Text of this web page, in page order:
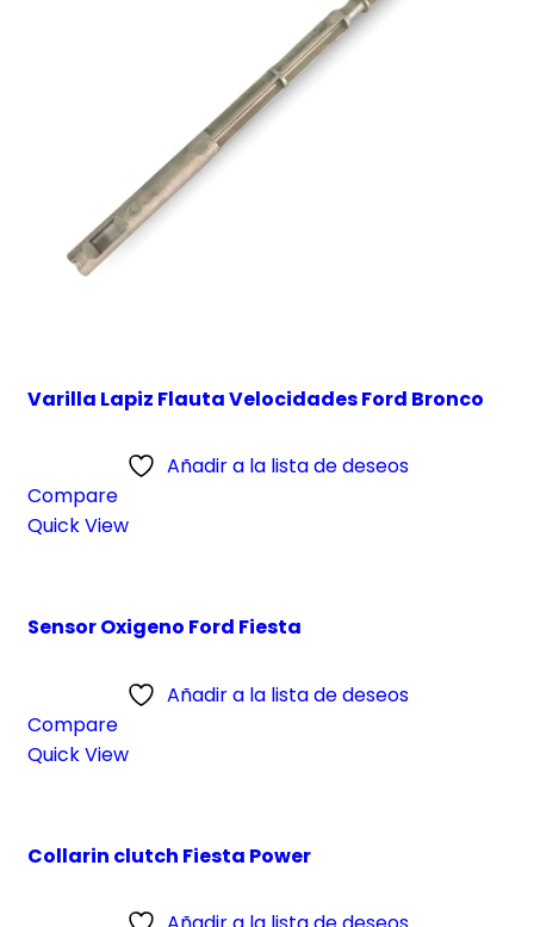
Varilla Lapiz Flauta Velocidades Ford Bronco
Añadir a la lista de deseos
Compare
Quick View
Sensor Oxigeno Ford Fiesta
Añadir a la lista de deseos
Compare
Quick View
Collarin clutch Fiesta Power